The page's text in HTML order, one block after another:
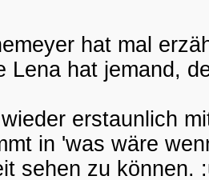
hat mal
Lena hat jemand,
erstaunlich
in 'was wäre
sehen zu können.